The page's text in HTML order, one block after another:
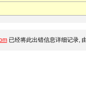
已经将此出错信息详细记录,